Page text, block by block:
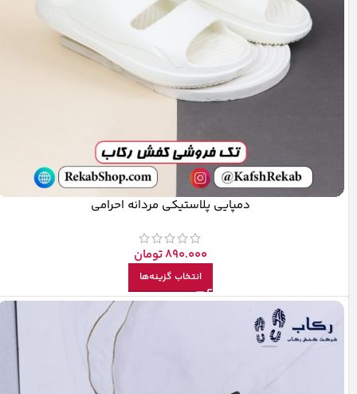
دمپایی پلاستیکی مردانه احرامی
890.000تومان
انتخاب گزینه‌ها